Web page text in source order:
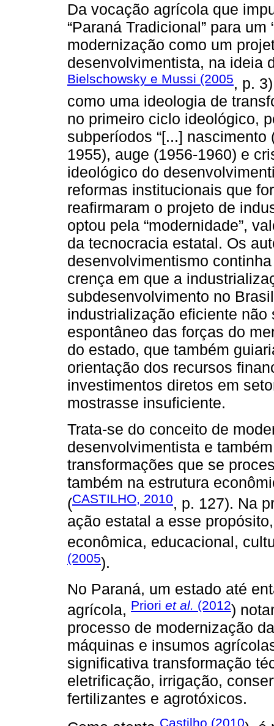
Da vocação agrícola que
“Paraná Tradicional” para
modernização como um
desenvolvimentista, na ideia
Bielschowsky e Mussi (2005, p.
como uma ideologia de
no primeiro ciclo ideológico,
subperíodos “[...]
1955), auge (1956-1960) e
ideológico do
reformas institucionais que
reafirmaram o projeto de
optou pela “modernidade”,
da tecnocracia estatal. Os
desenvolvimentismo
crença em que a
subdesenvolvimento no
industrialização eficiente
espontâneo das forças do
do estado, que também
orientação dos recursos
investimentos diretos em
mostrasse insuficiente.
Trata-se do conceito de
desenvolvimentista e
transformações que se
também na estrutura
(CASTILHO, 2010, p. 127). Na
ação estatal a esse
econômica, educacional,
(2005).
No Paraná, um estado até
agrícola, Priori et al. (2012)
processo de modernização
máquinas e insumos
significativa transformação
eletrificação, irrigação,
fertilizantes e agrotóxicos.
Castilho (2010